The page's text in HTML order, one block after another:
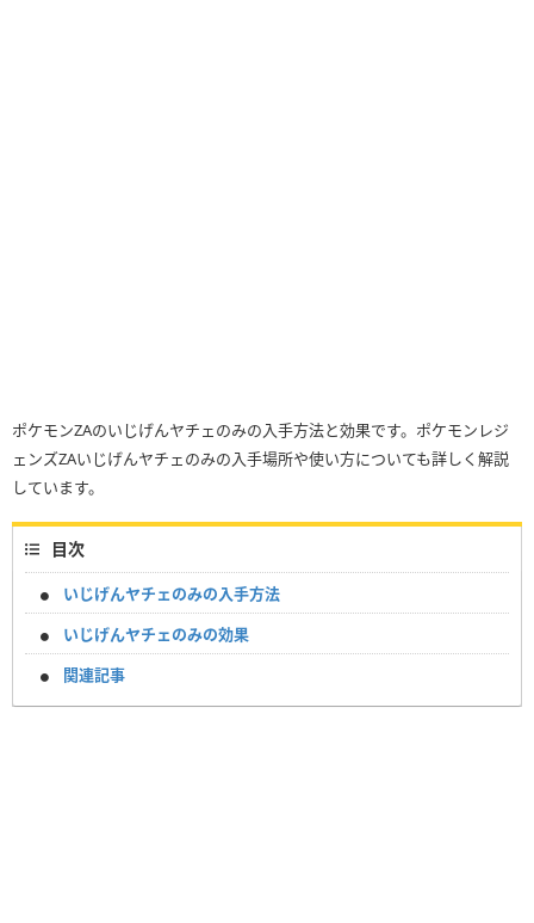
ポケモンZAのいじげんヤチェのみの入手方法と効果です。ポケモンレジ
ェンズZAいじげんヤチェのみの入手場所や使い方についても詳しく解説
しています。
目次
いじげんヤチェのみの入手方法
いじげんヤチェのみの効果
関連記事